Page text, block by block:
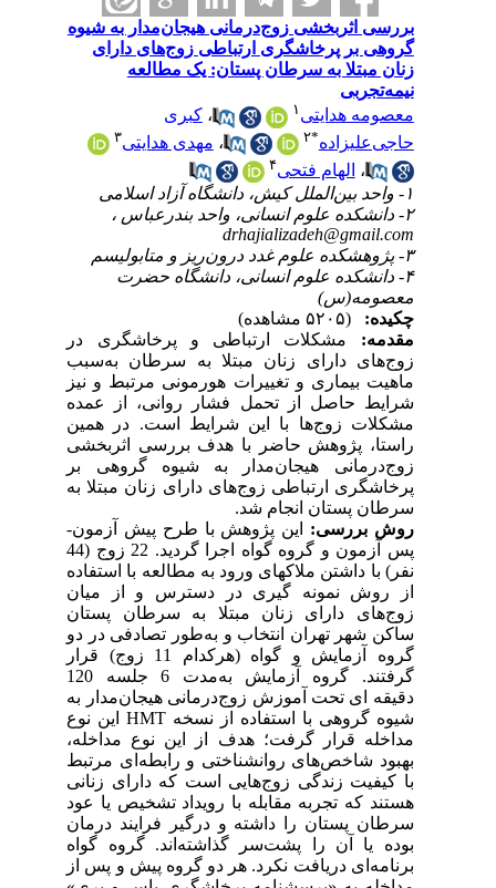
بررسی اثربخشی زوج‌درمانی هیجان‌مدار به شیوه
گروهی بر پرخاشگری ارتباطی زوج‌های دارای
زنان مبتلا به سرطان پستان: یک مطالعه
نیمه‌تجربی
معصومه هدایتی
،کبری
حاجی‌علیزاده
۲ ،مهدی هدایتی
،الهام فتحی
drhajializadeh@gmail.com
۴- دانشکده علوم انسانی، دانشگاه حضرت
معصومه(س)
چکیده:
مقدمه:مشکلات ارتباطی و پرخاشگری در
زوج‌های دارای زنان مبتلا به سرطان به‌سبب
ماهیت بیماری و تغییرات هورمونی مرتبط و نیز
شرایط حاصل از تحمل فشار روانی، از عمده
مشکلات زوج‌ها با این شرایط است. در همین
راستا، پژوهش حاضر با هدف بررسی اثربخشی
زوج‌درمانی هیجان‌مدار به شیوه گروهی بر
پرخاشگری ارتباطی زوج‌های دارای زنان مبتلا به
سرطان پستان انجام شد.
روش بررسی: این پژوهش با طرح پیش ­آزمون-
پس­ آزمون و گروه گواه اجرا
گردید. 22 زوج (44
نفر) با داشتن ملاک­های ورود به مطالعه با استفاده
روش نمونه­ گیری در دسترس و از میان
زوج‌های دارای زنان مبتلا به سرطان پستان
ساکن شهر تهران انتخاب و به‌طور تصادفی در دو
گروه آزمایش و
گواه (هرکدام 11 زوج) قرار
گرفتند. گروه آزمایش به‌مدت 6 جلسه 120
دقیقه­ ای تحت آموزش زوج‌درمانی هیجان‌مدار به
شیوه گروهی با استفاده از نسخهHMT این نوع
مداخله قرار گرفت؛ هدف از این نوع مداخله،
بهبود شاخص‌های روان‏شناختی و رابطه‌ای مرتبط
با کیفیت زندگی زوج‌هایی است که دارای زنانی
هستند که تجربه مقابله با رویداد تشخیص یا عود
سرطان پستان را داشته و درگیر فرایند درمان
بوده یا آن را پشت‌سر گذاشته‌اند. گروه گواه
برنامهای دریافت نکرد. هر دو گروه پیش و پس از